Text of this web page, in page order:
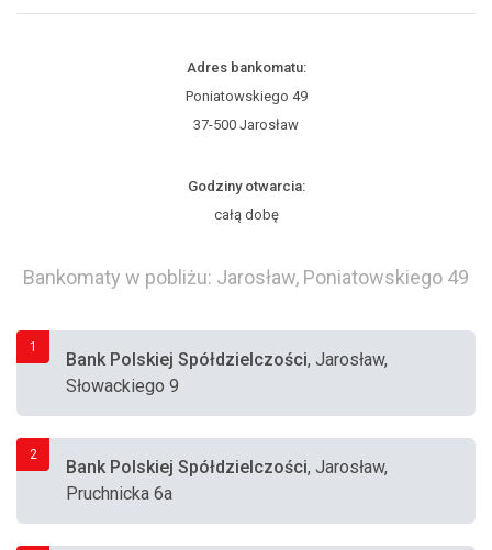
Adres bankomatu:
Poniatowskiego 49
37-500 Jarosław
Godziny otwarcia:
całą dobę
Bankomaty w pobliżu: Jarosław, Poniatowskiego 49
1
Bank Polskiej Spółdzielczości, Jarosław,
Słowackiego 9
2
Bank Polskiej Spółdzielczości, Jarosław,
Pruchnicka 6a